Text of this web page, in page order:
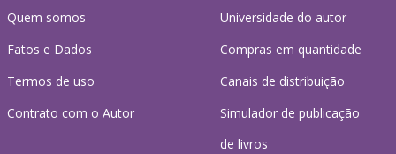
Quem somos
Fatos e Dados
Termos de uso
Contrato com o Autor
Universidade do autor
Compras em quantidade
Canais de distribuição
Simulador de publicação
de livros